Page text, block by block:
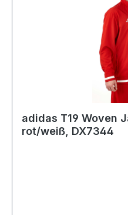
adidas T19 Woven
rot/weiß, DX7344